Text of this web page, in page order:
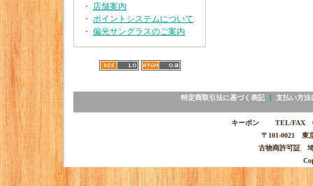
・ 店舗案内
・ ポイントシステムについて
・ 偏光サングラスのご案内
特定商取引法に基づく表記｜ 支払い方法
キーポン TEL/FAX
〒101-0021 東
古物商許可証